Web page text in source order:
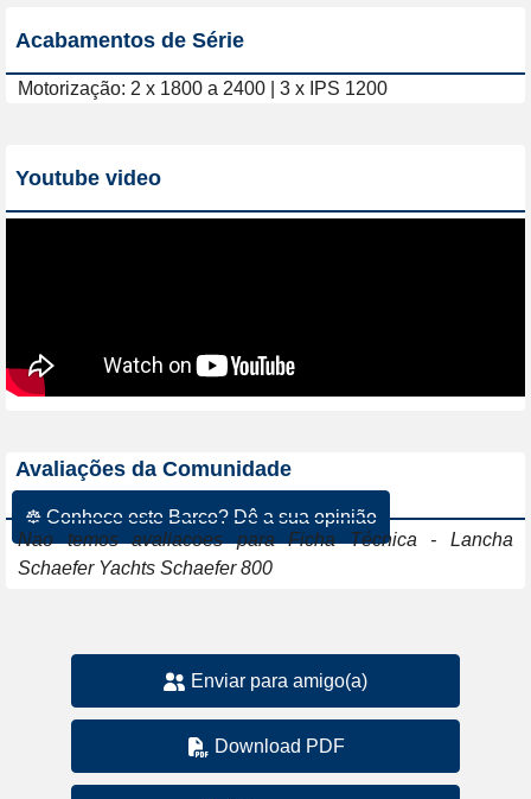
Acabamentos de Série
Motorização: 2 x 1800 a 2400 | 3 x IPS 1200
Youtube video
Avaliações da Comunidade
☸ Conhece este Barco? Dê a sua opinião
Nao temos avaliacoes para Ficha Técnica - Lancha
Schaefer Yachts Schaefer 800
Enviar para amigo(a)
Download PDF